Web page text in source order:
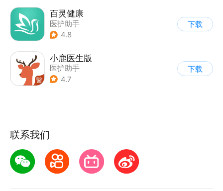
百灵健康
医护助手
4.8
下载
小鹿医生版
医护助手
4.7
下载
联系我们